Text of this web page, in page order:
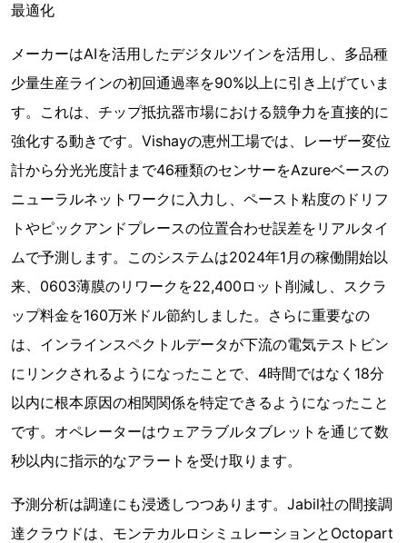
最適化
メーカーはAIを活用したデジタルツインを活用し、多品種
少量生産ラインの初回通過率を90%以上に引き上げていま
す。これは、チップ抵抗器市場における競争力を直接的に
強化する動きです。Vishayの恵州工場では、レーザー変位
計から分光光度計まで46種類のセンサーをAzureベースの
ニューラルネットワークに入力し、ペースト粘度のドリフ
トやピックアンドプレースの位置合わせ誤差をリアルタイ
ムで予測します。このシステムは2024年1月の稼働開始以
来、0603薄膜のリワークを22,400ロット削減し、スクラ
ップ料金を160万米ドル節約しました。さらに重要なの
は、インラインスペクトルデータが下流の電気テストビン
にリンクされるようになったことで、4時間ではなく18分
以内に根本原因の相関関係を特定できるようになったこと
です。オペレーターはウェアラブルタブレットを通じて数
秒以内に指示的なアラートを受け取ります。
予測分析は調達にも浸透しつつあります。Jabil社の間接調
達クラウドは、モンテカルロシミュレーションとOctopart